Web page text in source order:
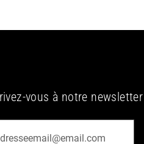
vous à notre